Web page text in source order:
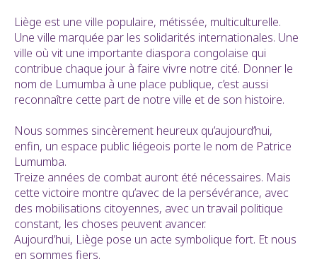
Liège est une ville populaire, métissée, multiculturelle.
Une ville marquée par les solidarités internationales. Une
ville où vit une importante diaspora congolaise qui
contribue chaque jour à faire vivre notre cité. Donner le
nom de Lumumba à une place publique, c’est aussi
reconnaître cette part de notre ville et de son histoire.
Nous sommes sincèrement heureux qu’aujourd’hui,
enfin, un espace public liégeois porte le nom de Patrice
Lumumba.
Treize années de combat auront été nécessaires. Mais
cette victoire montre qu’avec de la persévérance, avec
des mobilisations citoyennes, avec un travail politique
constant, les choses peuvent avancer.
Aujourd’hui, Liège pose un acte symbolique fort. Et nous
en sommes fiers.